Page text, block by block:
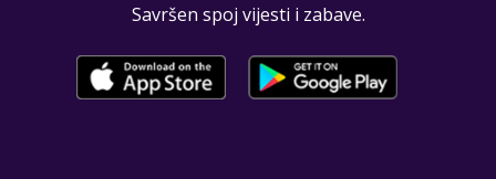
Savršen spoj vijesti i zabave.